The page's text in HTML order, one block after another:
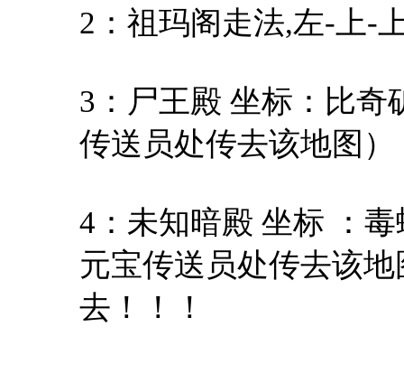
2：祖玛阁走法,左-上-
3：尸王殿 坐标：比奇
传送员处传去该地图）
4：未知暗殿 坐标 ：
元宝传送员处传去该
去！！！